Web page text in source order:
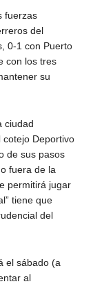
fuerzas
del
0-1 con Puerto
con los tres
su
ciudad
Deportivo
de sus pasos
fuera de la
permitirá jugar
tiene que
del
el sábado (a
al